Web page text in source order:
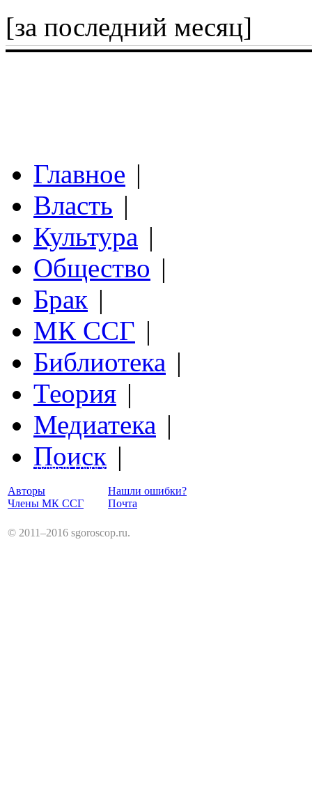
[за последний месяц]
Главное |
Власть |
Культура |
Общество |
Брак |
МК ССГ |
Библиотека |
Теория |
Медиатека |
Поиск |
Структурный Гороскоп
Авторы
Члены МК ССГ
Нашли ошибки?
Почта
© 2011–2016 sgoroscop.ru.